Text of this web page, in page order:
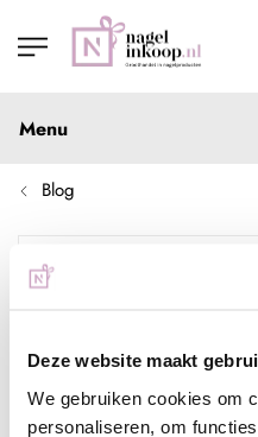
Deze website maakt
We gebruiken cookies om
personaliseren, om
Menu
Blog
babyboom nagels
Er zijn geen blogposts
Blog navigatie